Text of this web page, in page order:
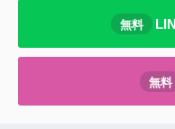
無料
無料